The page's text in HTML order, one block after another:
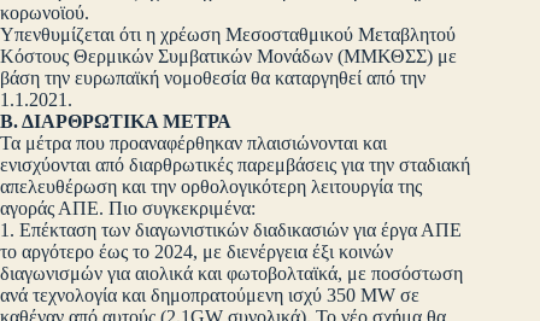
κορωνοϊού.
Υπενθυμίζεται ότι η χρέωση Μεσοσταθμικού Μεταβλητού
Κόστους Θερμικών Συμβατικών Μονάδων (ΜΜΚΘΣΣ) με
βάση την ευρωπαϊκή νομοθεσία θα καταργηθεί από την
1.1.2021.
Β. ΔΙΑΡΘΡΩΤΙΚΑ ΜΕΤΡΑ
Τα μέτρα που προαναφέρθηκαν πλαισιώνονται και
ενισχύονται από διαρθρωτικές παρεμβάσεις για την σταδιακή
απελευθέρωση και την ορθολογικότερη λειτουργία της
αγοράς ΑΠΕ. Πιο συγκεκριμένα:
1. Επέκταση των διαγωνιστικών διαδικασιών για έργα ΑΠΕ
το αργότερο έως το 2024, με διενέργεια έξι κοινών
διαγωνισμών για αιολικά και φωτοβολταϊκά, με ποσόστωση
ανά τεχνολογία και δημοπρατούμενη ισχύ 350 MW σε
καθέναν από αυτούς (2,1GW συνολικά). Το νέο σχήμα θα